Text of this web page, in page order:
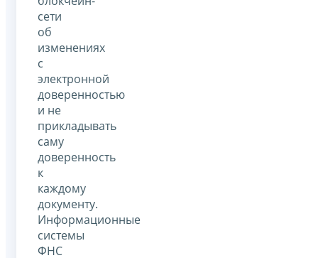
сети
об
изменениях
с
электронной
доверенностью
и не
прикладывать
саму
доверенность
к
каждому
документу.
Информационные
системы
ФНС